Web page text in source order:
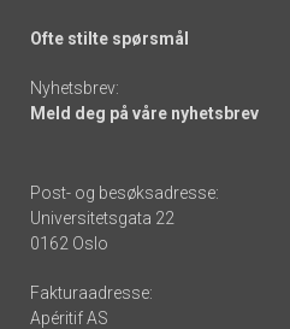
Ofte stilte spørsmål
Nyhetsbrev:
Meld deg på våre nyhetsbrev
Post- og besøksadresse:
Universitetsgata 22
0162 Oslo
Fakturaadresse:
Apéritif AS